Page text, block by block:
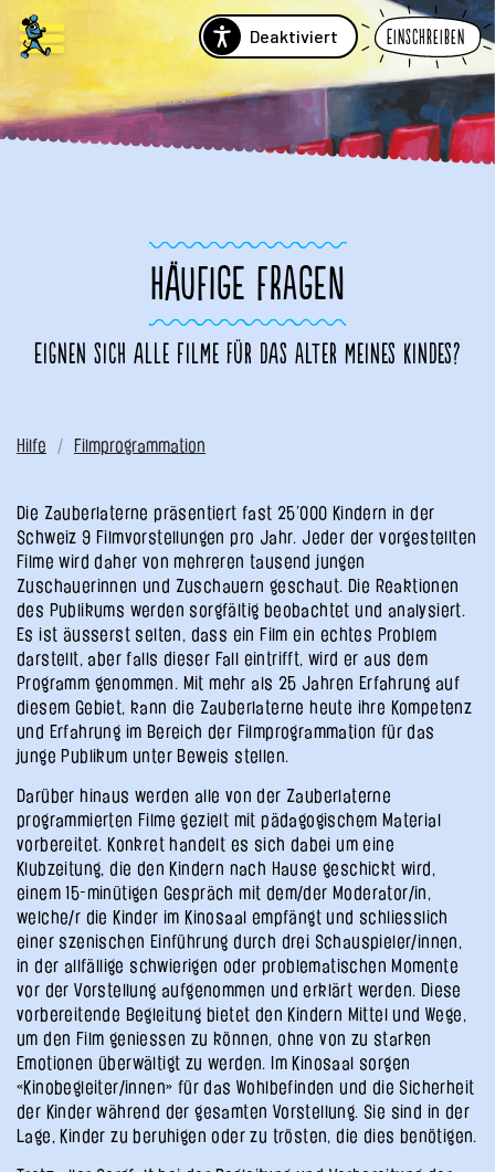
Deaktiviert Einschreiben
HÄUFIGE FRAGEN
Eignen sich alle Filme für das Alter meines Kindes?
Hilfe Filmprogrammation
Die Zauberlaterne präsentiert fast 25’000 Kindern in der
Schweiz 9 Filmvorstellungen pro Jahr. Jeder der vorgestellten
Filme wird daher von mehreren tausend jungen
Zuschauerinnen und Zuschauern geschaut. Die Reaktionen
des Publikums werden sorgfältig beobachtet und analysiert.
Es ist äusserst selten, dass ein Film ein echtes Problem
darstellt, aber falls dieser Fall eintrifft, wird er aus dem
Programm genommen. Mit mehr als 25 Jahren Erfahrung auf
diesem Gebiet, kann die Zauberlaterne heute ihre Kompetenz
und Erfahrung im Bereich der Filmprogrammation für das
junge Publikum unter Beweis stellen.
Darüber hinaus werden alle von der Zauberlaterne
programmierten Filme gezielt mit pädagogischem Material
vorbereitet. Konkret handelt es sich dabei um eine
Klubzeitung, die den Kindern nach Hause geschickt wird,
einem 15-minütigen Gespräch mit dem/der Moderator/in,
welche/r die Kinder im Kinosaal empfängt und schliesslich
einer szenischen Einführung durch drei Schauspieler/innen,
in der allfällige schwierigen oder problematischen Momente
vor der Vorstellung aufgenommen und erklärt werden. Diese
vorbereitende Begleitung bietet den Kindern Mittel und Wege,
um den Film geniessen zu können, ohne von zu starken
Emotionen überwältigt zu werden. Im Kinosaal sorgen
«Kinobegleiter/innen» für das Wohlbefinden und die Sicherheit
der Kinder während der gesamten Vorstellung. Sie sind in der
Lage, Kinder zu beruhigen oder zu trösten, die dies benötigen.